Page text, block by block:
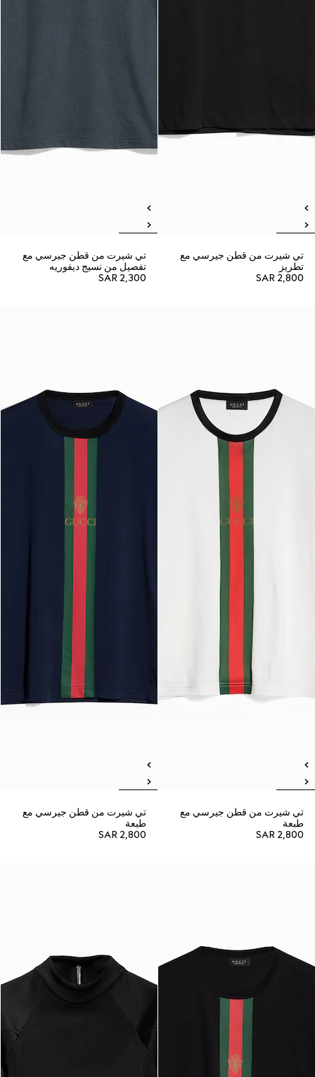
تي شيرت من قطن جيرسي مع
تطريز
SAR 2,800
تي شيرت من قطن جيرسي مع
تفصيل من نسيج ديفوريه
SAR 2,300
تي شيرت من قطن جيرسي مع
طبعة
SAR 2,800
تي شيرت من قطن جيرسي مع
طبعة
SAR 2,800